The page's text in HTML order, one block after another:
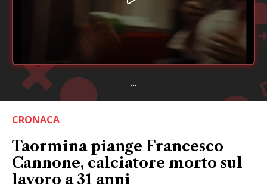
...
CRONACA
Taormina piange Francesco
Cannone, calciatore morto sul
lavoro a 31 anni